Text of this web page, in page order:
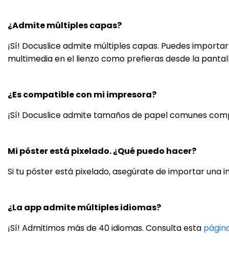
¿Admite múltiples capas?
¡Sí! Docuslice admite múltiples capas. Puedes
multimedia en el lienzo como prefieras desde la
¿Es compatible con mi impresora?
¡Sí! Docuslice admite tamaños de papel comunes
Mi póster está pixelado. ¿Qué puedo hacer?
Si tu póster está pixelado, asegúrate de importar una
¿La app admite múltiples idiomas?
¡Sí! Admitimos más de 40 idiomas. Consulta esta